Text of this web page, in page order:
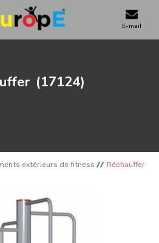
E-mail
(17124)
extérieurs de fitness Réchauffer